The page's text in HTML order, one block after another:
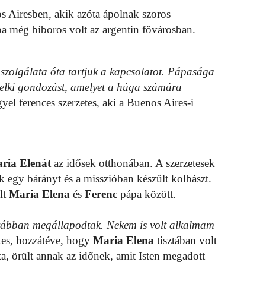
Airesben, akik azóta ápolnak szoros
még bíboros volt az argentin fővárosban.
óta tartjuk a kapcsolatot. Pápasága
gondozást, amelyet a húga számára
ferences szerzetes, aki a Buenos Aires-i
Elenát az idősek otthonában. A szerzetesek
bárányt és a misszióban készült kolbászt.
Maria Elena és Ferenc pápa között.
megállapodtak. Nekem is volt alkalmam
hozzátéve, hogy Maria Elena tisztában volt
örült annak az időnek, amit Isten megadott